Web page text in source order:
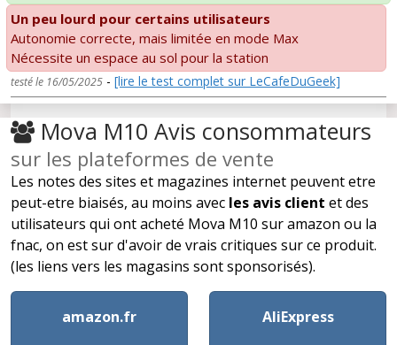
Un peu lourd pour certains utilisateurs
Autonomie correcte, mais limitée en mode Max
Nécessite un espace au sol pour la station
testé le 16/05/2025 - [lire le test complet sur LeCafeDuGeek]
Mova M10 Avis consommateurs
sur les plateformes de vente
Les notes des sites et magazines internet peuvent etre
peut-etre biaisés, au moins avec les avis client et des
utilisateurs qui ont acheté Mova M10 sur amazon ou la
fnac, on est sur d'avoir de vrais critiques sur ce produit.
(les liens vers les magasins sont sponsorisés).
amazon.fr AliExpress